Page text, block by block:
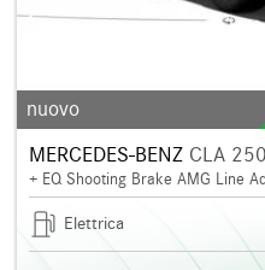
nuovo
MERCEDES-BENZCLA 250
+ EQ Shooting Brake AMG Line
Elettrica